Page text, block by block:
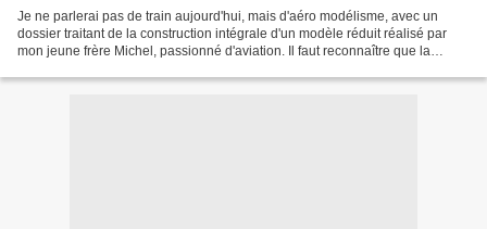
Je ne parlerai pas de train aujourd'hui, mais d'aéro modélisme, avec un
dossier traitant de la construction intégrale d'un modèle réduit réalisé par
mon jeune frère Michel, passionné d'aviation. Il faut reconnaître que la